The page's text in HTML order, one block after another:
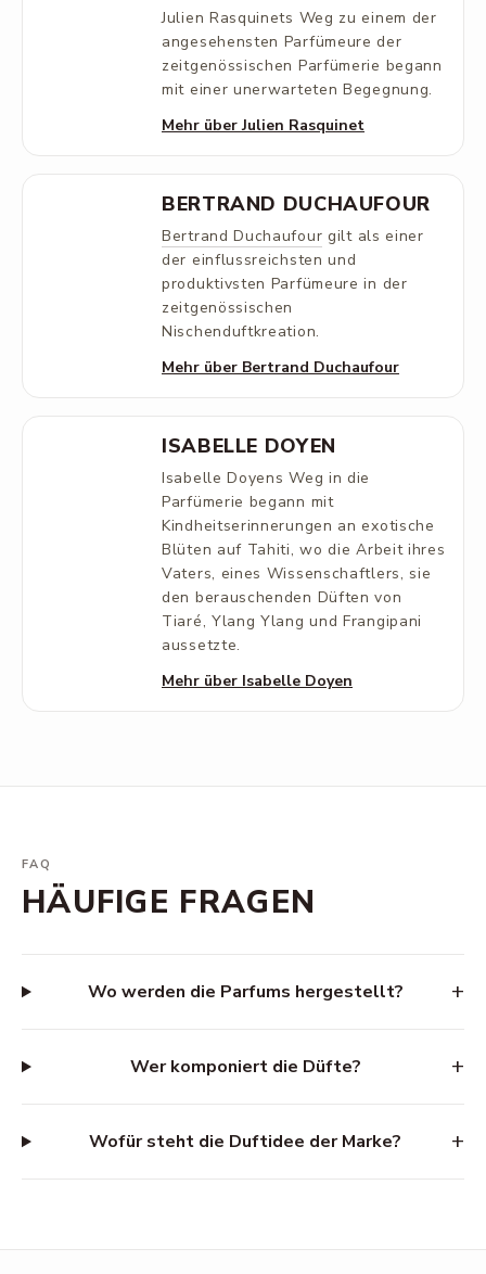
Julien Rasquinets Weg zu einem der
angesehensten Parfümeure der
zeitgenössischen Parfümerie begann
mit einer unerwarteten Begegnung.
Mehr über Julien Rasquinet
BERTRAND DUCHAUFOUR
Bertrand Duchaufour gilt als einer
der einflussreichsten und
produktivsten Parfümeure in der
zeitgenössischen
Nischenduftkreation.
Mehr über Bertrand Duchaufour
ISABELLE DOYEN
Isabelle Doyens Weg in die
Parfümerie begann mit
Kindheitserinnerungen an exotische
Blüten auf Tahiti, wo die Arbeit ihres
Vaters, eines Wissenschaftlers, sie
den berauschenden Düften von
Tiaré, Ylang Ylang und Frangipani
aussetzte.
Mehr über Isabelle Doyen
FAQ
HÄUFIGE FRAGEN
Wo werden die Parfums hergestellt? +
Wer komponiert die Düfte? +
Wofür steht die Duftidee der Marke? +